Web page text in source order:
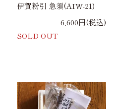
伊賀粉引 急須(AIW-21)
6,600円(税込)
SOLD OUT